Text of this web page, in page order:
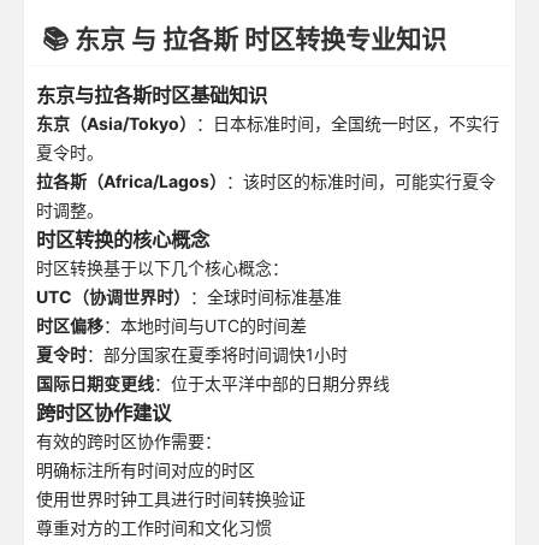
📚 东京 与 拉各斯 时区转换专业知识
东京与拉各斯时区基础知识
东京（Asia/Tokyo）
：日本标准时间，全国统一时区，不实行
夏令时。
拉各斯（Africa/Lagos）
：该时区的标准时间，可能实行夏令
时调整。
时区转换的核心概念
时区转换基于以下几个核心概念：
UTC（协调世界时）
：全球时间标准基准
时区偏移：本地时间与UTC的时间差
夏令时：部分国家在夏季将时间调快1小时
国际日期变更线：位于太平洋中部的日期分界线
跨时区协作建议
有效的跨时区协作需要：
明确标注所有时间对应的时区
使用世界时钟工具进行时间转换验证
尊重对方的工作时间和文化习惯